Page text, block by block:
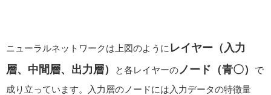
ニューラルネットワークは上図のように レイヤー（入力
層、中間層、出力層）
と各レイヤーの ノード（青〇）
で
成り立っています。入力層のノードには入力データの特徴量